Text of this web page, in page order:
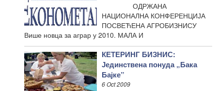
ОДРЖАНА
НАЦИОНАЛНА КОНФЕРЕНЦИЈА
ПОСВЕЋЕНА АГРОБИЗНИСУ
Више новца за аграр у 2010. МАЛА И
КЕТЕРИНГ БИЗНИС:
Јединствена понуда „Бака
Бајке”
6 Oct 2009